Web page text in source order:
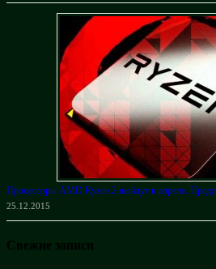
Процессоры AMD Ryzen 2 выйдут в апреле.
25.12.2015
Свежие записи